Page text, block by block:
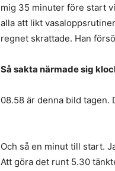
mig 35 minuter före start
alla att likt
regnet skrattade. Han
Så sakta närmade sig
08.58 är denna bild tagen.
Och så en minut till start.
Att göra det runt 5.30